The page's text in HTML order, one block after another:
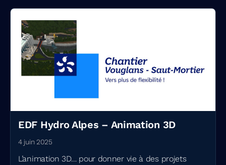
EDF Hydro Alpes – Animation 3D
4 juin 2025
L’animation 3D… pour donner vie à des projets